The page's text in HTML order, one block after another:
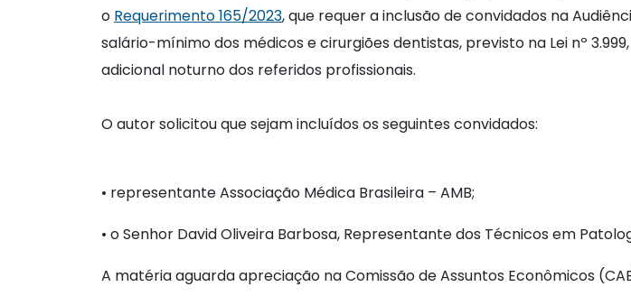
o Requerimento 165/2023, que requer a inclusão de convidados na
salário-mínimo dos médicos e cirurgiões dentistas, previsto na Lei nº
adicional noturno dos referidos profissionais.
O autor solicitou que sejam incluídos os seguintes convidados:
• representante Associação Médica Brasileira – AMB;
• o Senhor David Oliveira Barbosa, Representante dos Técnicos em
A matéria aguarda apreciação na Comissão de Assuntos Econômicos